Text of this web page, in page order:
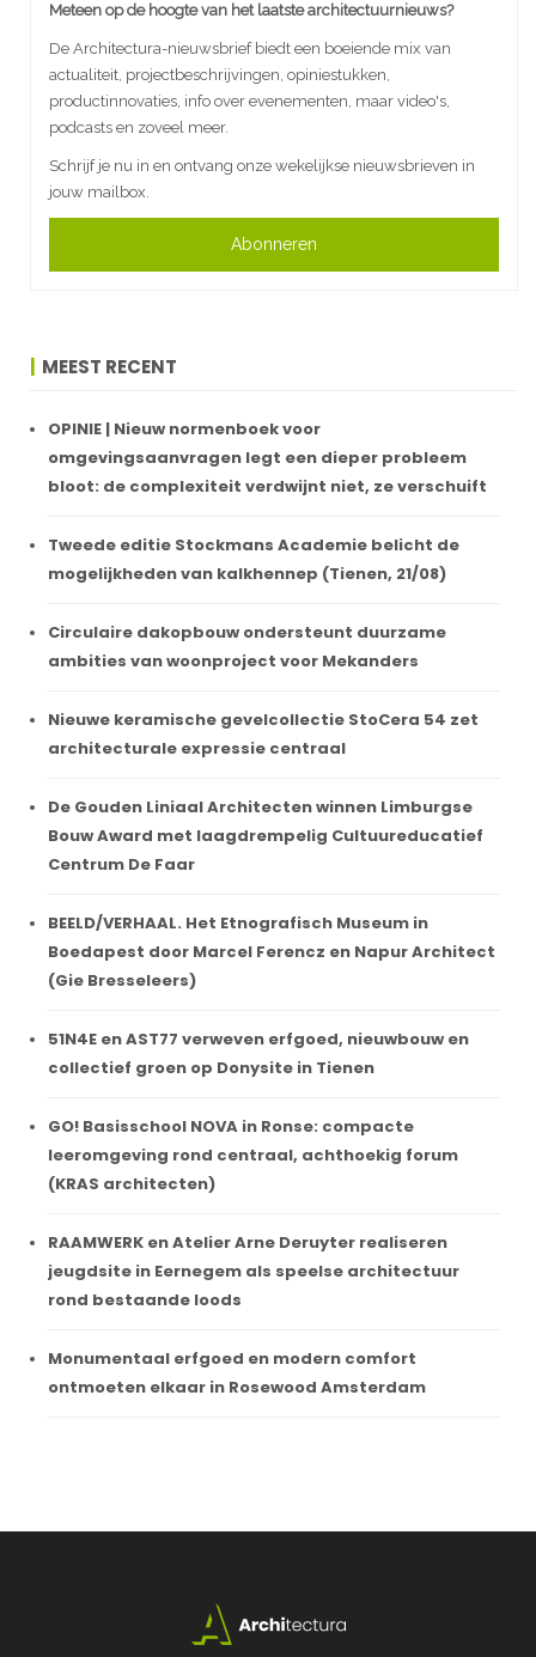
Meteen op de hoogte van het laatste architectuurnieuws?
De Architectura-nieuwsbrief biedt een boeiende mix van
actualiteit, projectbeschrijvingen, opiniestukken,
productinnovaties, info over evenementen, maar video's,
podcasts en zoveel meer.
Schrijf je nu in en ontvang onze wekelijkse nieuwsbrieven in
jouw mailbox.
Abonneren
MEEST RECENT
OPINIE | Nieuw normenboek voor
omgevingsaanvragen legt een dieper probleem
bloot: de complexiteit verdwijnt niet, ze verschuift
Tweede editie Stockmans Academie belicht de
mogelijkheden van kalkhennep (Tienen, 21/08)
Circulaire dakopbouw ondersteunt duurzame
ambities van woonproject voor Mekanders
Nieuwe keramische gevelcollectie StoCera 54 zet
architecturale expressie centraal
De Gouden Liniaal Architecten winnen Limburgse
Bouw Award met laagdrempelig Cultuureducatief
Centrum De Faar
BEELD/VERHAAL. Het Etnografisch Museum in
Boedapest door Marcel Ferencz en Napur Architect
(Gie Bresseleers)
51N4E en AST77 verweven erfgoed, nieuwbouw en
collectief groen op Donysite in Tienen
GO! Basisschool NOVA in Ronse: compacte
leeromgeving rond centraal, achthoekig forum
(KRAS architecten)
RAAMWERK en Atelier Arne Deruyter realiseren
jeugdsite in Eernegem als speelse architectuur
rond bestaande loods
Monumentaal erfgoed en modern comfort
ontmoeten elkaar in Rosewood Amsterdam